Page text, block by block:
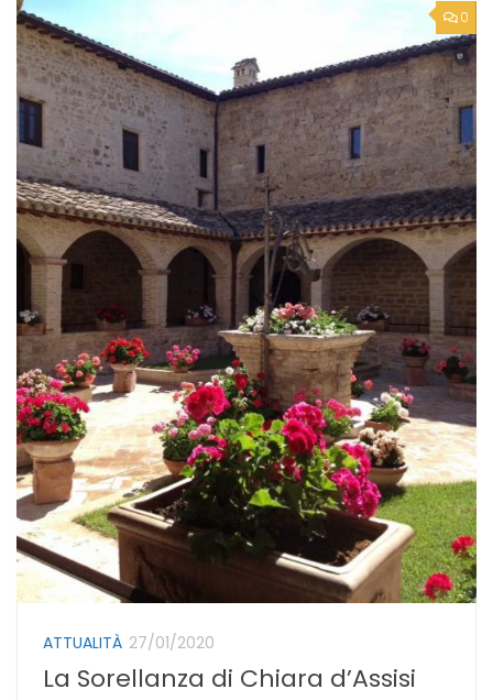
0
ATTUALITÀ 27/01/2020
La Sorellanza di Chiara d’Assisi